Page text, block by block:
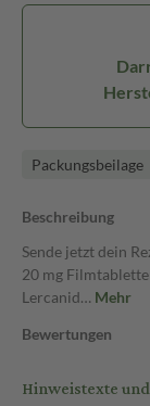
Packungsbeilage
Beschreibung
Sende jetzt dein
20 mg
Lercanid… Mehr
Bewertungen
Hinweistexte